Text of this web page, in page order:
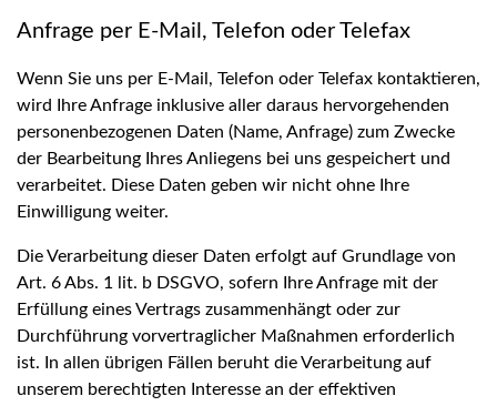
Anfrage per E-Mail, Telefon oder Telefax
Wenn Sie uns per E-Mail, Telefon oder Telefax kontaktieren,
wird Ihre Anfrage inklusive aller daraus hervorgehenden
personenbezogenen Daten (Name, Anfrage) zum Zwecke
der Bearbeitung Ihres Anliegens bei uns gespeichert und
verarbeitet. Diese Daten geben wir nicht ohne Ihre
Einwilligung weiter.
Die Verarbeitung dieser Daten erfolgt auf Grundlage von
Art. 6 Abs. 1 lit. b DSGVO, sofern Ihre Anfrage mit der
Erfüllung eines Vertrags zusammenhängt oder zur
Durchführung vorvertraglicher Maßnahmen erforderlich
ist. In allen übrigen Fällen beruht die Verarbeitung auf
unserem berechtigten Interesse an der effektiven